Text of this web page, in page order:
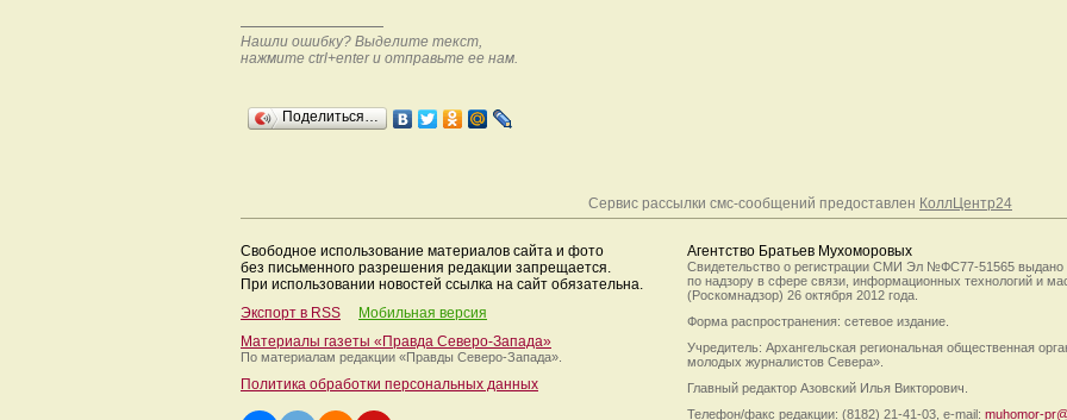
Нашли ошибку? Выделите текст,
нажмите ctrl+enter и отправьте ее нам.
Поделиться…
Сервис рассылки смс-сообщений предоставлен КоллЦентр24
Свободное использование материалов сайта и фото
без письменного разрешения редакции запрещается.
При использовании новостей ссылка на сайт обязательна.
Экспорт в RSS
Мобильная версия
Материалы газеты «Правда Северо-Запада»
По материалам редакции «Правды Северо-Запада».
Политика обработки персональных данных
Агентство Братьев Мухоморовых
Свидетельство о регистрации СМИ Эл №ФС77-51565 выдано
по надзору в сфере связи, информационных технологий и
(Роскомнадзор) 26 октября 2012 года.
Форма распространения: сетевое издание.
Учредитель: Архангельская региональная общественная
молодых журналистов Севера».
Главный редактор Азовский Илья Викторович.
Телефон/факс редакции: (8182) 21-41-03, e-mail: muhomor-